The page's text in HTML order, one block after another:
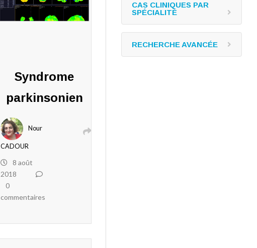
Syndrome
parkinsonien
Nour
CADOUR
8 août
2018
0
commentaires
CAS CLINIQUES PAR
SPÉCIALITÉ
RECHERCHE AVANCÉE